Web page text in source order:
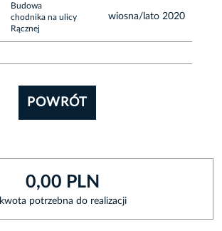
Budowa
chodnika na ulicy
Rącznej
wiosna/lato 2020
POWRÓT
0,00 PLN
kwota potrzebna do realizacji